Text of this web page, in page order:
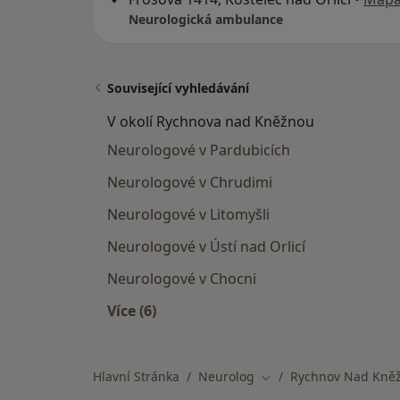
Neurologická ambulance
Související vyhledávání
V okolí Rychnova nad Kněžnou
Neurologové v Pardubicích
Neurologové v Chrudimi
Neurologové v Litomyšli
Neurologové v Ústí nad Orlicí
Neurologové v Chocni
Více (6)
Hlavní Stránka Neurolog Změna města
Rychnov Nad